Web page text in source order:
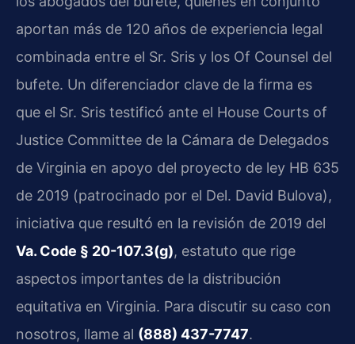
aportan más de 120 años de experiencia legal
combinada entre el Sr. Sris y los Of Counsel del
bufete. Un diferenciador clave de la firma es
que el Sr. Sris testificó ante el House Courts of
Justice Committee de la Cámara de Delegados
de Virginia en apoyo del proyecto de ley HB 635
de 2019 (patrocinado por el Del. David Bulova),
iniciativa que resultó en la revisión de 2019 del
Va. Code § 20-107.3(g), estatuto que rige
aspectos importantes de la distribución
equitativa en Virginia. Para discutir su caso con
nosotros, llame al (888) 437-7747.